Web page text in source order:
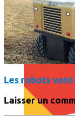
Print’Minute
Print'Minute
Pourquoi les
Les robots
Laisser un